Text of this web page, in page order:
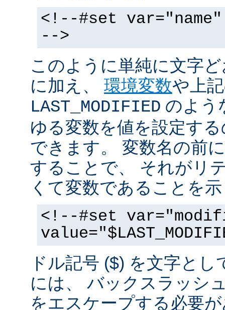
<!--#set
-->
このように単純に文字
に加え、 環境変数や上
LAST_MODIFIED のよう
ゆる変数を値を設定す
できます。 変数名の前
することで、 それがリ
くて変数であることを
<!--#set
ドル記号 ($) を文字と
には、 バックスラッシ
をエスケープする必要